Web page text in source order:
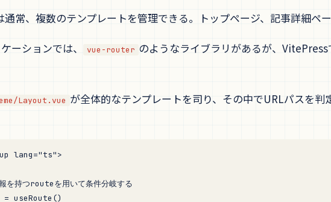
通常、複数のテンプレートを管理できる。トップページ、記事詳細ペ
ーションでは、
vue-router のようなライブラリがあるが、
Layout.vue が全体的なテンプレートを司り、その中でURLパスを判
lang="ts">
を持つrouteを用いて条件分岐する
= useRoute ()